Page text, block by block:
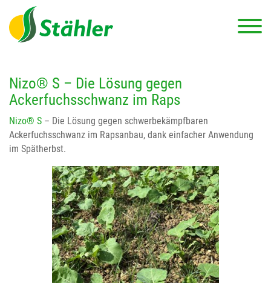
Nizo® S – Die Lösung gegen
Ackerfuchsschwanz im Raps
Nizo® S – Die Lösung gegen schwerbekämpfbaren
Ackerfuchsschwanz im Rapsanbau, dank einfacher Anwendung
im Spätherbst.